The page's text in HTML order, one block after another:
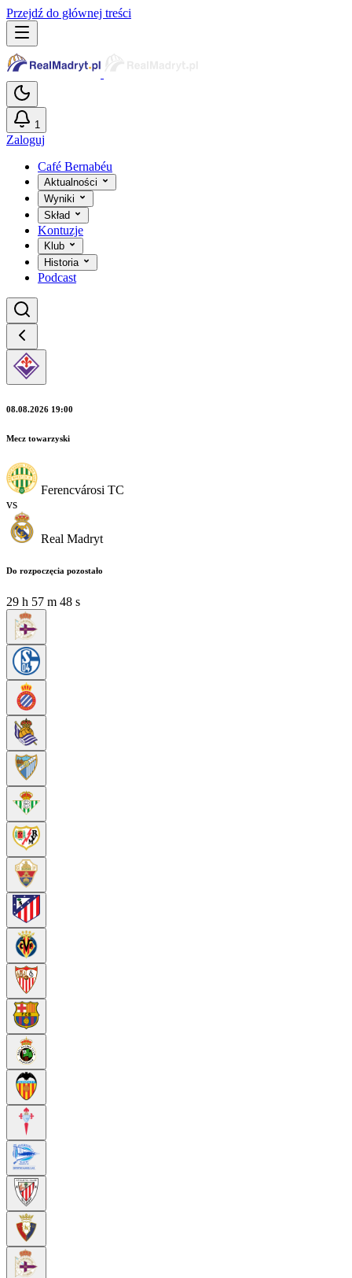
Przejdź do głównej treści
1
Zaloguj
Café Bernabéu
Aktualności
Wyniki
Skład
Kontuzje
Klub
Historia
Podcast
08.08.2026 19:00
Mecz towarzyski
Ferencvárosi TC
vs
Real Madryt
Do rozpoczęcia pozostało
29 h 57 m 45 s